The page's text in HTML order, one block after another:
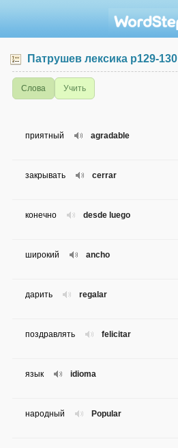
Патрушев лексика p129-130
Слова Учить
agradable
приятный
cerrar
закрывать
desde luego
конечно
ancho
широкий
regalar
дарить
felicitar
поздравлять
idioma
язык
Popular
народный